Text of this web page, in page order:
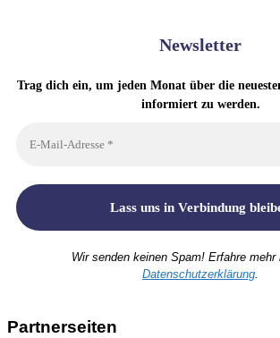
Newsletter
Trag dich ein, um jeden Monat über die
informiert zu werden.
Wir senden keinen Spam! Erfahre mehr
Datenschutzerklärung.
Partnerseiten